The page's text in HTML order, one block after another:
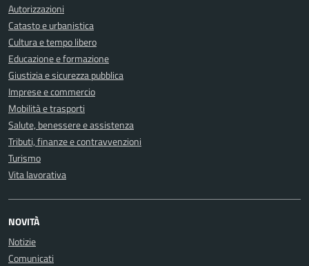
Autorizzazioni
Catasto e urbanistica
Cultura e tempo libero
Educazione e formazione
Giustizia e sicurezza pubblica
Imprese e commercio
Mobilità e trasporti
Salute, benessere e assistenza
Tributi, finanze e contravvenzioni
Turismo
Vita lavorativa
NOVITÀ
Notizie
Comunicati